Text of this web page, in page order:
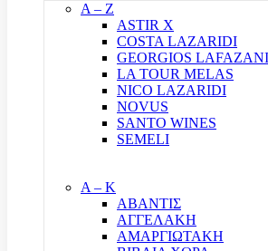
A – Z
ASTIR X
COSTA LAZARIDI
GEORGIOS
LA TOUR MELAS
NICO LAZARIDI
NOVUS
SANTO WINES
SEMELI
Α – Κ
ΑΒΑΝΤΙΣ
ΑΓΓΕΛΑΚΗ
ΑΜΑΡΓΙΩΤΑΚΗ